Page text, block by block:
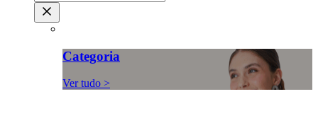
Categoria
Ver tudo >